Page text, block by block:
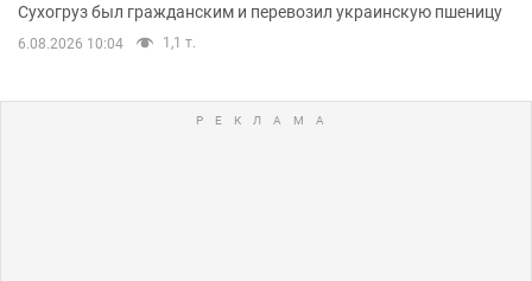
Сухогруз был гражданским и перевозил украинскую пшеницу
6.08.2026 10:04 1,1 т.